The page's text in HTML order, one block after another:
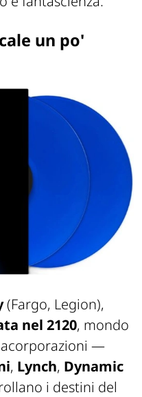
un po'
(Fargo, Legion),
nel 2120, mondo
—
, Lynch, Dynamic
i destini del